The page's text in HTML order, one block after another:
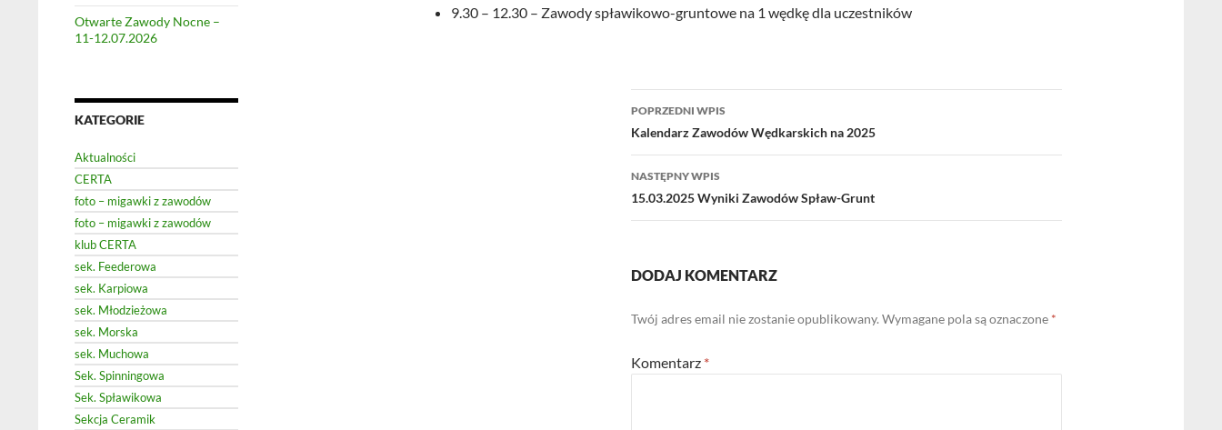
9.30 – 12.30 – Zawody spławikowo-gruntowe na 1 wędkę dla uczestników
Nawigacja
wpisu
POPRZEDNI WPIS
Kalendarz Zawodów Wędkarskich na 2025
NASTĘPNY WPIS
15.03.2025 Wyniki Zawodów Spław-Grunt
DODAJ KOMENTARZ
Twój adres email nie zostanie opublikowany. Wymagane pola są oznaczone *
Komentarz *
Otwarte Zawody Nocne –
11-12.07.2026
KATEGORIE
Aktualności
CERTA
foto – migawki z zawodów
foto – migawki z zawodów
klub CERTA
sek. Feederowa
sek. Karpiowa
sek. Młodzieżowa
sek. Morska
sek. Muchowa
Sek. Spinningowa
Sek. Spławikowa
Sekcja Ceramik